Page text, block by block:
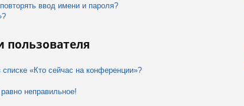
ввод имени и пароля?
«Кто сейчас на конференции»?
неправильное!